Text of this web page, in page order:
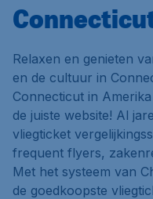
Relaxen en genieten
en de cultuur in
Connecticut in
de juiste website! Al
vliegticket
frequent flyers,
Met het systeem van
de goedkoopste